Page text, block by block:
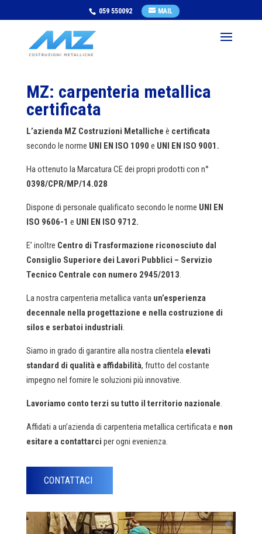
059 550092 MAIL
MZ: carpenteria metallica
certificata
L’azienda MZ Costruzioni Metalliche è certificata
secondo le norme UNI EN ISO 1090 e UNI EN ISO 9001.
Ha ottenuto la Marcatura CE dei propri prodotti con n°
0398/CPR/MP/14.028
Dispone di personale qualificato secondo le norme UNI EN
ISO 9606-1 e UNI EN ISO 9712.
E’ inoltre Centro di Trasformazione riconosciuto dal
Consiglio Superiore dei Lavori Pubblici – Servizio
Tecnico Centrale con numero 2945/2013.
La nostra carpenteria metallica vanta un’esperienza
decennale nella progettazione e nella costruzione di
silos e serbatoi industriali.
Siamo in grado di garantire alla nostra clientela elevati
standard di qualità e affidabilità, frutto del costante
impegno nel fornire le soluzioni più innovative.
Lavoriamo conto terzi su tutto il territorio nazionale.
Affidati a un’azienda di carpenteria metallica certificata e non
esitare a contattarci per ogni evenienza.
CONTATTACI